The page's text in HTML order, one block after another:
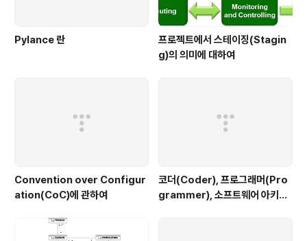
Pylance 란
프로젝트에서 스테이징(Stagin
g)의 의미에 대하여
Convention over Configur
ation(CoC)에 관하여
코더(Coder), 프로그래머(Pro
grammer), 소프트웨어 아키텍